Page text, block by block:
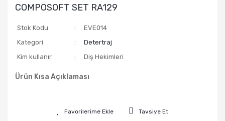
COMPOSOFT SET RA129
Stok Kodu
EVE014
Kategori
Detertraj
Kim kullanır
Diş Hekimleri
Ürün Kısa Açıklaması
Tavsiye Et